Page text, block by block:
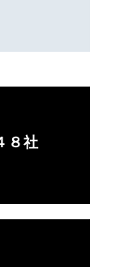
８社